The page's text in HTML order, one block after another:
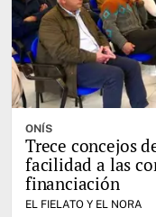
ONÍS
Trece concejos
facilidad a las
financiación
EL FIELATO Y EL NORA